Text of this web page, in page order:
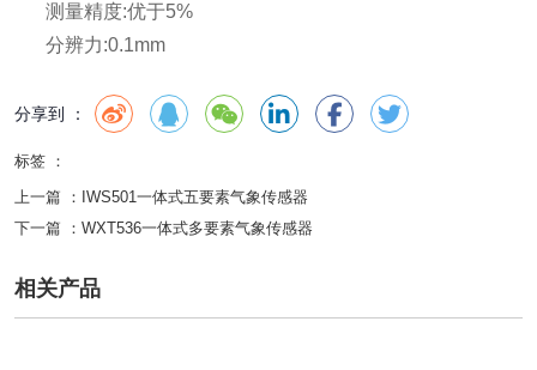
测量精度:优于5%
分辨力:0.1mm
分享到 ：
标签 ：
上一篇 ： IWS501一体式五要素气象传感器
下一篇 ： WXT536一体式多要素气象传感器
相关产品